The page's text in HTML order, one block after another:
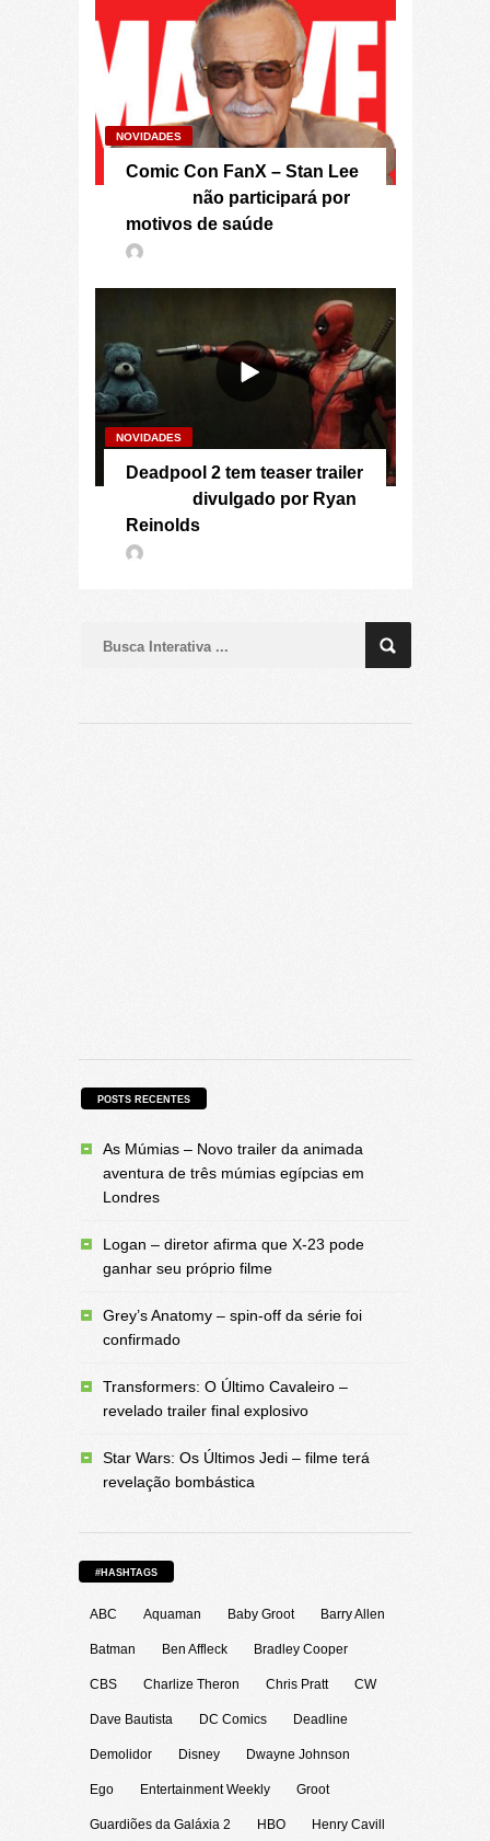
NOVIDADES
Comic Con FanX – Stan Lee
não participará por
motivos de saúde
NOVIDADES
Deadpool 2 tem teaser trailer
divulgado por Ryan
Reinolds
POSTS RECENTES
As Múmias – Novo trailer da animada
aventura de três múmias egípcias em
Londres
Logan – diretor afirma que X-23 pode
ganhar seu próprio filme
Grey’s Anatomy – spin-off da série foi
confirmado
Transformers: O Último Cavaleiro –
revelado trailer final explosivo
Star Wars: Os Últimos Jedi – filme terá
revelação bombástica
#HASHTAGS
ABC Aquaman Baby Groot Barry Allen
Batman Ben Affleck Bradley Cooper
CBS Charlize Theron Chris Pratt CW
Dave Bautista DC Comics Deadline
Demolidor Disney Dwayne Johnson
Ego Entertainment Weekly Groot
Guardiões da Galáxia 2 HBO Henry Cavill